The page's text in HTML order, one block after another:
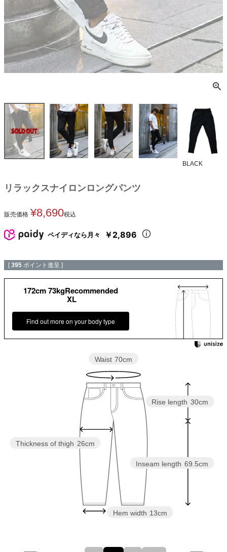
BLACK
リラックスナイロンロングパンツ
販売価格 ¥8,690税込
ペイディなら月々 ￥2,896
[ 395 ポイント進呈 ]
172cm 73kgRecommended
XL
Find out more on your body type
Inseam length 69.5cm
Rise length 30cm
Hem width 13cm
Thickness of thigh 26cm
Waist 70cm